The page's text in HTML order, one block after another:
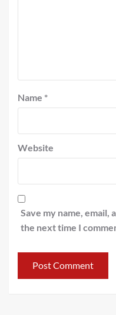
Name *
Website
Save my name,
the next time I